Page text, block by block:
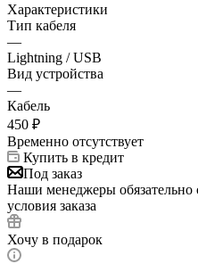
Характеристики
Тип кабеля
—
Lightning / USB
Вид устройства
—
Кабель
450 ₽
Временно отсутствует
Купить в кредит
Под заказ
Наши менеджеры обязательно
условия заказа
Хочу в подарок